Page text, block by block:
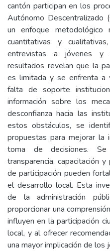
cantón participan en los
Autónomo Descentralizado
un enfoque metodológico
cuantitativas y
entrevistas a jóvenes y
resultados revelan que la
es limitada y se enfrenta a
falta de soporte
información sobre los
desconfianza hacia las
estos obstáculos, se
propuestas para mejorar la
toma de decisiones.
transparencia, capacitación
de participación pueden
el desarrollo local. Esta
de la administración
proporcionar una
influyen en la participación
local, y al ofrecer
una mayor implicación de los